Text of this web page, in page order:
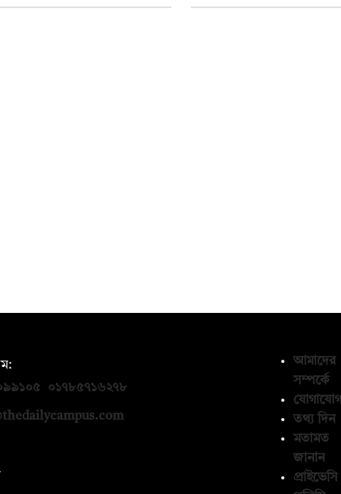
০১৭৮৫৭১৬২৭৮
আমাদের
সম্পর্কে
যোগাযোগ
তথ্য দিন
মতামত
জানান
প্রাইভেসি